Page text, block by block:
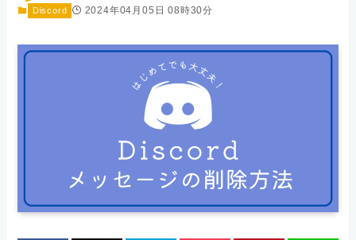
Discord 2024年04月05日 08時30分